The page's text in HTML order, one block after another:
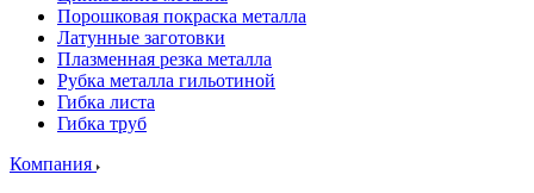
Порошковая покраска металла
Латунные заготовки
Плазменная резка металла
Рубка металла гильотиной
Гибка листа
Гибка труб
Компания